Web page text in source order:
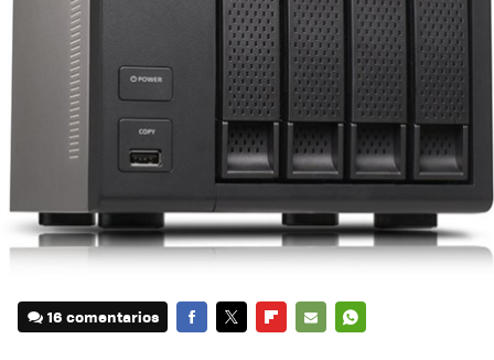
16 comentarios